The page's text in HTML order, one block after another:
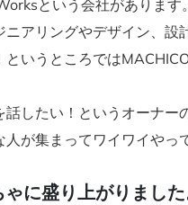
という会社があります。
アリングやデザイン、設
いうところでは
したい！というオーナー
が集まってワイワイやっ
に盛り上がりました